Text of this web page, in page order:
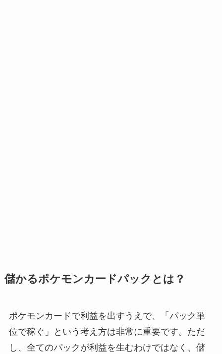
儲かるポケモンカードパックとは？
ポケモンカードで利益を出すうえで、「パック単
位で稼ぐ」という考え方は非常に重要です。ただ
し、全てのパックが利益を生むわけではなく、儲